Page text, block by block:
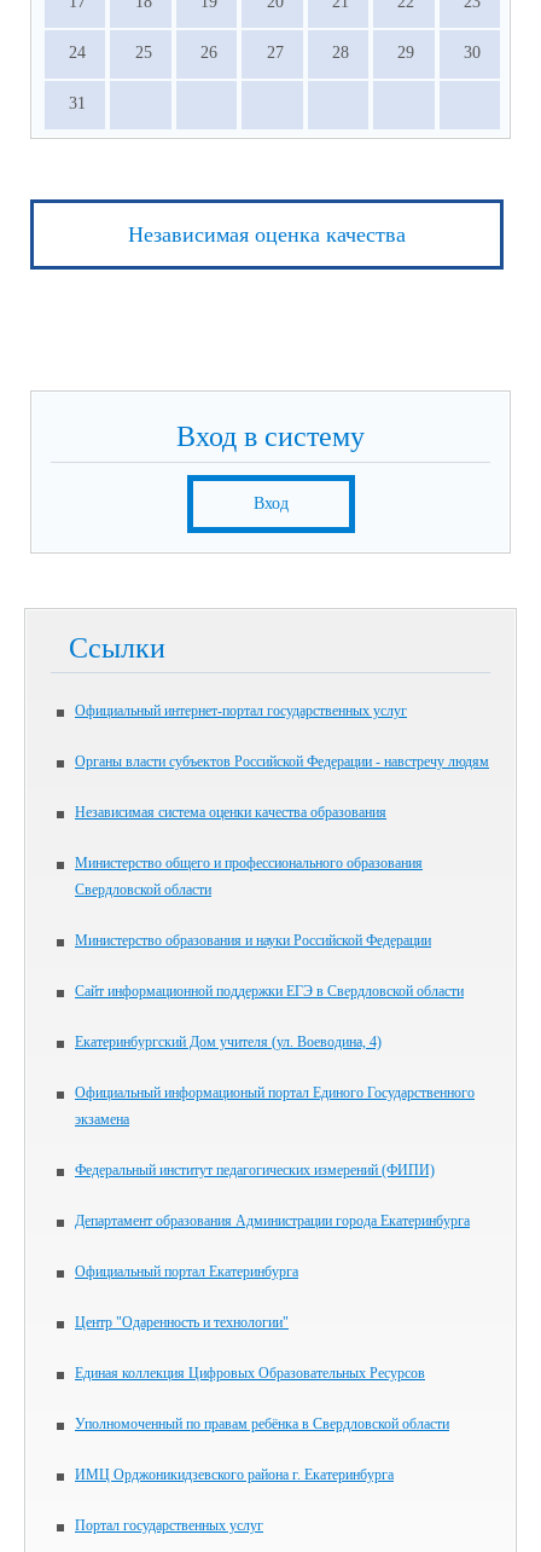
24 25 26 27 28 29 30
31
Независимая оценка качества
Вход в систему
Вход
Ссылки
Официальный интернет-портал государственных услуг
Органы власти субъектов Российской Федерации - навстречу людям
Независимая система оценки качества образования
Министерство общего и профессионального образования
Свердловской области
Министерство образования и науки Российской Федерации
Сайт информационной поддержки ЕГЭ в Свердловской области
Екатеринбургский Дом учителя (ул. Воеводина, 4)
Официальный информационый портал Единого Государственного
экзамена
Федеральный институт педагогических измерений (ФИПИ)
Департамент образования Администрации города Екатеринбурга
Официальный портал Екатеринбурга
Центр "Одаренность и технологии"
Единая коллекция Цифровых Образовательных Ресурсов
Уполномоченный по правам ребёнка в Свердловской области
ИМЦ Орджоникидзевского района г. Екатеринбурга
Портал государственных услуг